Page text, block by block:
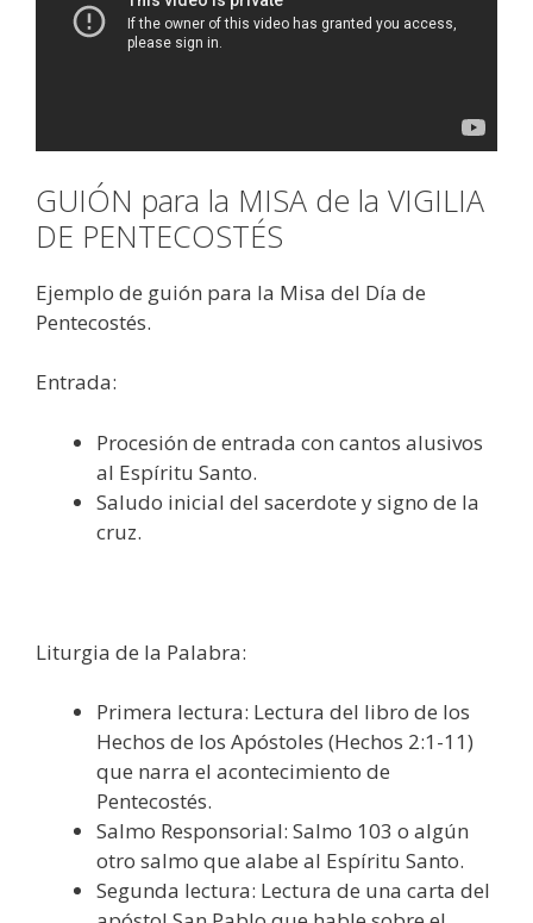
GUIÓN para la MISA de la VIGILIA
DE PENTECOSTÉS
Ejemplo de guión para la Misa del Día de
Pentecostés.
Entrada:
Procesión de entrada con cantos alusivos
al Espíritu Santo.
Saludo inicial del sacerdote y signo de la
cruz.
Liturgia de la Palabra:
Primera lectura: Lectura del libro de los
Hechos de los Apóstoles (Hechos 2:1-11)
que narra el acontecimiento de
Pentecostés.
Salmo Responsorial: Salmo 103 o algún
otro salmo que alabe al Espíritu Santo.
Segunda lectura: Lectura de una carta del